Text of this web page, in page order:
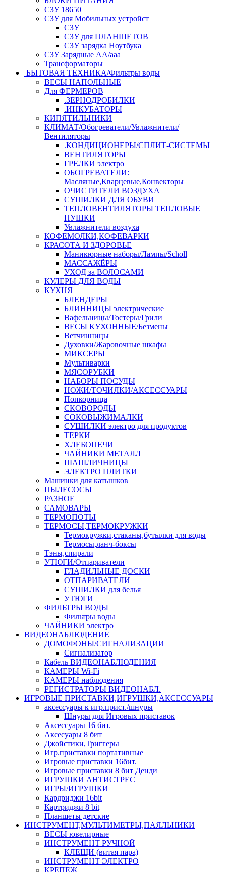
СЗУ 18650
СЗУ для Мобильных устройст
СЗУ
СЗУ для ПЛАНШЕТОВ
СЗУ зарядка Ноутбука
СЗУ Зарядные АА/ааа
Трансформаторы
БЫТОВАЯ ТЕХНИКА/Фильтры воды
ВЕСЫ НАПОЛЬНЫЕ
Для ФЕРМЕРОВ
.ЗЕРНОДРОБИЛКИ
.ИНКУБАТОРЫ
КИПЯТИЛЬНИКИ
КЛИМАТ/Обогреватели/Увлажнители/
Вентиляторы
.КОНДИЦИОНЕРЫ/СПЛИТ-СИСТЕМЫ
ВЕНТИЛЯТОРЫ
ГРЕЛКИ электро
ОБОГРЕВАТЕЛИ:
Масляные,Кварцевые,Конвекторы
ОЧИСТИТЕЛИ ВОЗДУХА
СУШИЛКИ ДЛЯ ОБУВИ
ТЕПЛОВЕНТИЛЯТОРЫ ТЕПЛОВЫЕ
ПУШКИ
Увлажнители воздуха
КОФЕМОЛКИ,КОФЕВАРКИ
КРАСОТА И ЗДОРОВЬЕ
Маникюрные наборы/Лампы/Scholl
МАССАЖЁРЫ
УХОД за ВОЛОСАМИ
КУЛЕРЫ ДЛЯ ВОДЫ
КУХНЯ
БЛЕНДЕРЫ
БЛИННИЦЫ электрические
Вафельницы/Тостеры/Грили
ВЕСЫ КУХОННЫЕ/Безмены
Ветчинницы
Духовки/Жаровочные шкафы
МИКСЕРЫ
Мультиварки
МЯСОРУБКИ
НАБОРЫ ПОСУДЫ
НОЖИ/ТОЧИЛКИ/АКСЕССУАРЫ
Попкорница
СКОВОРОДЫ
СОКОВЫЖИМАЛКИ
СУШИЛКИ электро для продуктов
ТЕРКИ
ХЛЕБОПЕЧИ
ЧАЙНИКИ МЕТАЛЛ
ШАШЛИЧНИЦЫ
ЭЛЕКТРО ПЛИТКИ
Машинки для катышков
ПЫЛЕСОСЫ
РАЗНОЕ
САМОВАРЫ
ТЕРМОПОТЫ
ТЕРМОСЫ,ТЕРМОКРУЖКИ
Термокружки,стаканы,бутылки для воды
Термосы,ланч-боксы
Тэны,спирали
УТЮГИ/Отпариватели
ГЛАДИЛЬНЫЕ ДОСКИ
ОТПАРИВАТЕЛИ
СУШИЛКИ для белья
УТЮГИ
ФИЛЬТРЫ ВОДЫ
Фильтры воды
ЧАЙНИКИ электро
ВИДЕОНАБЛЮДЕНИЕ
ДОМОФОНЫ/СИГНАЛИЗАЦИИ
Сигнализатор
Кабель ВИДЕОНАБЛЮДЕНИЯ
КАМЕРЫ Wi-Fi
КАМЕРЫ наблюдения
РЕГИСТРАТОРЫ ВИДЕОНАБЛ.
ИГРОВЫЕ ПРИСТАВКИ,ИГРУШКИ,АКСЕССУАРЫ
аксесcуары к игр.прист./шнуры
Шнуры для Игровых приставок
Аксессуары 16 бит.
Аксесуары 8 бит
Джойстики,Триггеры
Игр.приставки портативные
Игровые приставки 16бит.
Игровые приставки 8 бит Денди
ИГРУШКИ АНТИСТРЕС
ИГРЫ/ИГРУШКИ
Кардриджи 16bit
Картриджи 8 bit
Планшеты детские
ИНСТРУМЕНТ,МУЛЬТИМЕТРЫ,ПАЯЛЬНИКИ
ВЕСЫ ювелирные
ИНСТРУМЕНТ РУЧНОЙ
КЛЕЩИ (витая пара)
ИНСТРУМЕНТ ЭЛЕКТРО
КРЕПЕЖ